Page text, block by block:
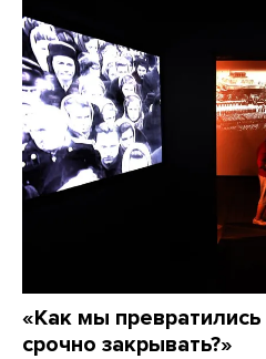
«Как мы
срочно закрывать?»